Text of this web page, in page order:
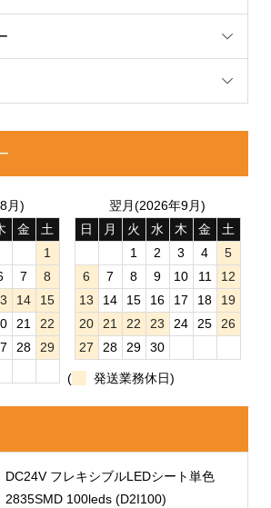
月)
金
土
1
7
8
14
15
21
22
28
29
翌月(2026年9月)
日
月 火 水 木 金
土
1
2 3 4
5
6
7 8 9 10 11
12
13
14 15 16 17 18
19
20
21 22 23 24 25
26
27
28 29 30
( 発送業務休日)
DC24V フレキシブルLEDシート単色
2835SMD 100leds (D2I100)